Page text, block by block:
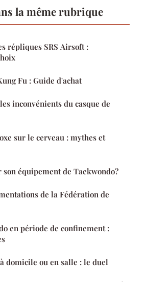
la même rubrique
répliques SRS Airsoft :
Fu : Guide d'achat
inconvénients du casque de
sur le cerveau : mythes et
équipement de Taekwondo?
de la Fédération de
en période de confinement :
domicile ou en salle : le duel